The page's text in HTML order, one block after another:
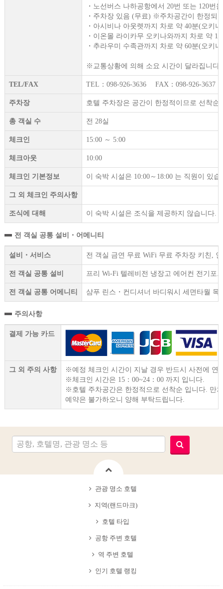
・노선버스 나하공항에서 20번 또는 120번
・주차장 있음 (무료) ※주차공간이 한정되
・아시비나 아웃렛까지 차로 약 40분(오키
・이온몰 라이카무 오키나와까지 차로 약 15
・추라우미 수족관까지 차로 약 60분(오키
※교통상황에 의해 소요 시간이 달라집니다.
TEL/FAX TEL：098-926-3636 FAX：098-926-3637
주차장 호텔 주차장은 공간이 한정적이므로 선착
총 객실 수 전 28실
체크인 15:00 ～ 5:00
체크아웃 10:00
체크인 기본정보 이 숙박 시설은 10:00～18:00 는 직원이 있습
그 외 체크인 주의사항
조식에 대해 이 숙박 시설은 조식을 제공하지 않습니다.
전 객실 공통 설비・어메니티
설비・서비스 전 객실 금연 무료 WiFi 무료 주차장 키친,
전 객실 공통 설비 프리 Wi-Fi 텔레비전 냉장고 에어컨 전기포
전 객실 공통 어메니티 샴푸 린스・컨디셔너 바디워시 세면타월
주의사항
결제 가능 카드
그 외 주의 사항
※예정 체크인 시간이 지날 경우 반드시 사전에 연
※체크인 시간은 15：00~24：00 까지 입니다.
※호텔 주차공간은 한정적으로 선착순 입니다. 만
예약은 불가하오니 양해 부탁드립니다.
관광 명소 호텔
지역(랜드마크)
호텔 타입
공항 주변 호텔
역 주변 호텔
인기 호텔 랭킹